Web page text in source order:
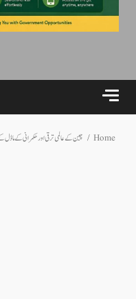
Home چین کے عالمی ترقی اور حکمرانی کے